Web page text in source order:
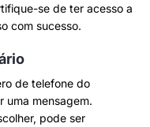
se de ter acesso a
com sucesso.
de telefone do
uma mensagem.
pode ser